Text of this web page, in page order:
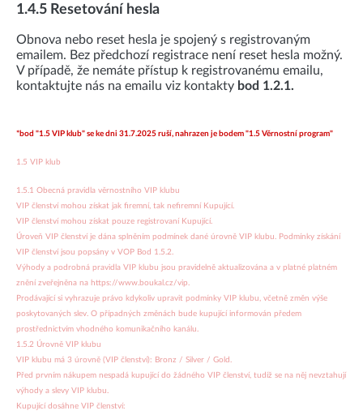
1.4.5 Resetování hesla
Obnova nebo reset hesla je spojený s registrovaným
emailem. Bez předchozí registrace není reset hesla možný.
V případě, že nemáte přístup k registrovanému emailu,
kontaktujte nás na emailu viz kontakty bod 1.2.1.
*bod "1.5 VIP klub" se ke dni 31.7.2025 ruší, nahrazen je bodem "1.5 Věrnostní program"
1.5 VIP klub
1.5.1 Obecná pravidla věrnostního VIP klubu
VIP členství mohou získat jak firemní, tak nefiremní Kupující.
VIP členství mohou získat pouze registrovaní Kupující.
Úroveň VIP členství je dána splněním podmínek dané úrovně VIP klubu. Podmínky získání
VIP členství jsou popsány v VOP Bod 1.5.2.
Výhody a podrobná pravidla VIP klubu jsou pravidelně aktualizována a v platné platném
znění zveřejněna na https://www.boukal.cz/vip.
Prodávající si vyhrazuje právo kdykoliv upravit podmínky VIP klubu, včetně změn výše
poskytovaných slev. O případných změnách bude kupující informován předem
prostřednictvím vhodného komunikačního kanálu.
1.5.2 Úrovně VIP klubu
VIP klubu má 3 úrovně (VIP členství): Bronz / Silver / Gold.
Před prvním nákupem nespadá kupující do žádného VIP členství, tudíž se na něj nevztahují
výhody a slevy VIP klubu.
Kupující dosáhne VIP členství: